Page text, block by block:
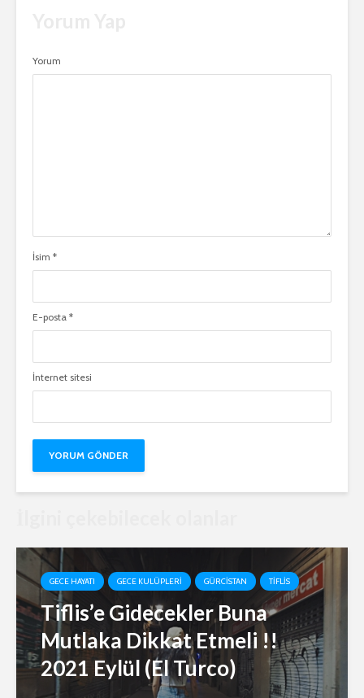
Yorum
İsim *
E-posta *
İnternet sitesi
GECE HAYATI GECE KULÜPLERI GÜRCISTAN TIFLIS
Tiflis’e Gidecekler Buna
Mutlaka Dikkat Etmeli !!
2021 Eylül (El Turco)